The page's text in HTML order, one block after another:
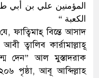
المؤمنين علي بن
الكعبة “
ফাত্বিমাহ্ বিন্তে আসাদ
ত্বালিব কার্রামাল্লাহূ
দেন” আল মুস্তাদরাক
পৃষ্ঠা, আবূ আব্দিল্লাহ